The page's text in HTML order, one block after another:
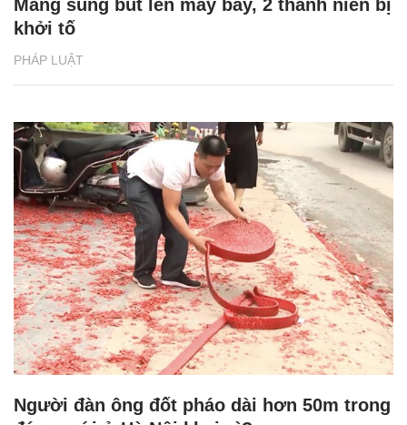
PHÁP LUẬT
Mang súng bút lên máy bay, 2 thanh niên bị
khởi tố
Người đàn ông đốt pháo dài hơn 50m trong